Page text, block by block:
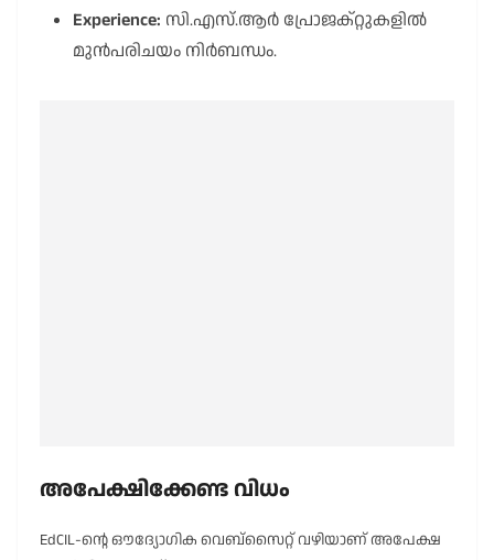
Experience: സി.എസ്.ആർ പ്രോജക്റ്റുകളിൽ
മുൻപരിചയം നിർബന്ധം.
അപേക്ഷിക്കേണ്ട വിധം
EdCIL-ന്റെ ഔദ്യോഗിക വെബ്സൈറ്റ് വഴിയാണ് അപേക്ഷ